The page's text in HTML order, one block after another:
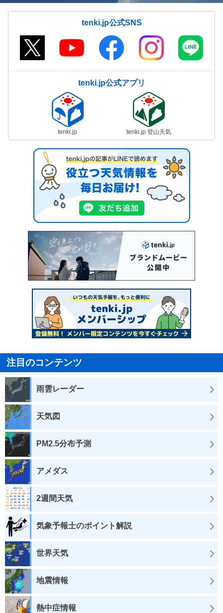
tenki.jp公式SNS
tenki.jp公式アプリ
tenki.jp tenki.jp 登山天気
注目のコンテンツ
雨雲レーダー
天気図
PM2.5分布予測
アメダス
2週間天気
気象予報士のポイント解説
世界天気
地震情報
熱中症情報